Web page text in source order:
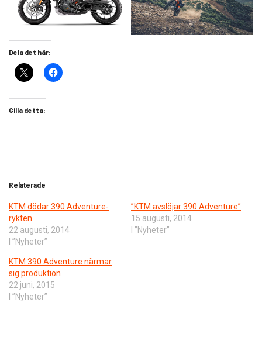
Dela det här:
Gilla detta:
Relaterade
KTM dödar 390 Adventure-
rykten
22 augusti, 2014
I ”Nyheter”
”KTM avslöjar 390 Adventure”
15 augusti, 2014
I ”Nyheter”
KTM 390 Adventure närmar
sig produktion
22 juni, 2015
I ”Nyheter”